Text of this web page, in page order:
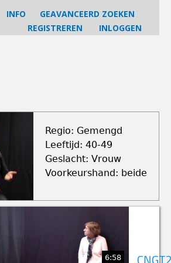
INFO
GEAVANCEERD ZOEKEN
REGISTREREN
INLOGGEN
Regio: Gemengd
Leeftijd: 40-49
Geslacht: Vrouw
Voorkeurshand: beide
6:58